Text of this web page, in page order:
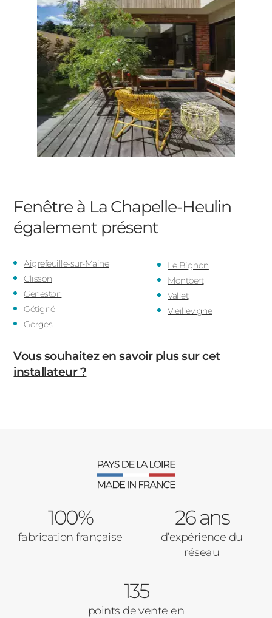
Fenêtre à La Chapelle-Heulin
également présent
Aigrefeuille-sur-Maine
Clisson
Geneston
Gétigné
Gorges
Le Bignon
Montbert
Vallet
Vieillevigne
Vous souhaitez en savoir plus sur cet
installateur ?
100%
fabrication française
26 ans
d’expérience du
réseau
135
points de vente en